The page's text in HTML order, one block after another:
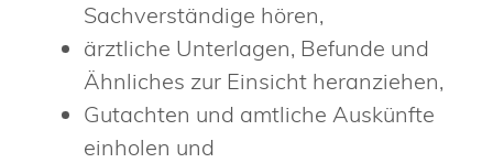
Sachverständige hören,
ärztliche Unterlagen, Befunde und
Ähnliches zur Einsicht heranziehen,
Gutachten und amtliche Auskünfte
einholen und